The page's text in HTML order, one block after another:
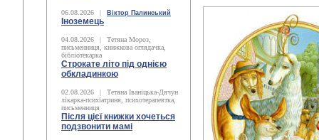
06.08.2026 | Віктор Палинський
Іноземець
04.08.2026 |
Тетяна Мороз,
письменниця, книжкова оглядачка,
бібліотекарка
Строкате літо під однією
обкладинкою
02.08.2026 |
Тетяна Іваніцька-Дячун
лікарка-психіатриня, психотерапевтка,
письменниця
Після цієї книжки хочеться
подзвонити мамі